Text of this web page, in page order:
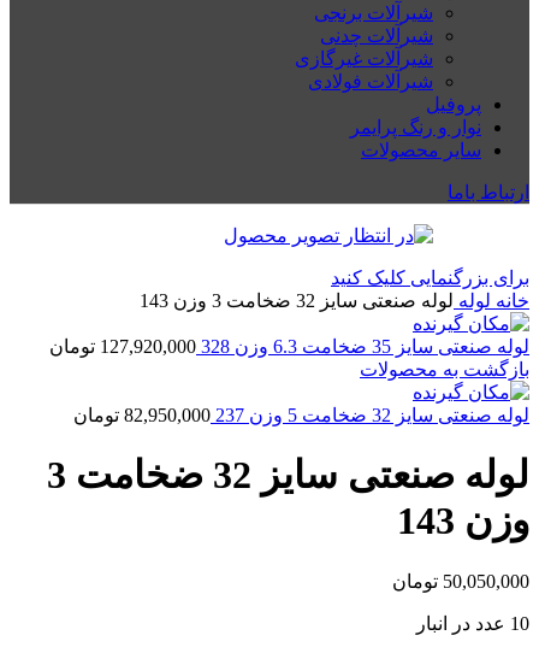
شیرآلات برنجی
شیرآلات چدنی
شیرآلات غیرگازی
شیرآلات فولادی
پروفیل
نوار و رنگ پرایمر
سایر محصولات
ارتباط باما
برای بزرگنمایی کلیک کنید
خانه لوله لوله صنعتی سایز 32 ضخامت 3 وزن 143
لوله صنعتی سایز 35 ضخامت 6.3 وزن 328 127,920,000 تومان
بازگشت به محصولات
لوله صنعتی سایز 32 ضخامت 5 وزن 237 82,950,000 تومان
لوله صنعتی سایز 32 ضخامت 3
وزن 143
50,050,000 تومان
10 عدد در انبار